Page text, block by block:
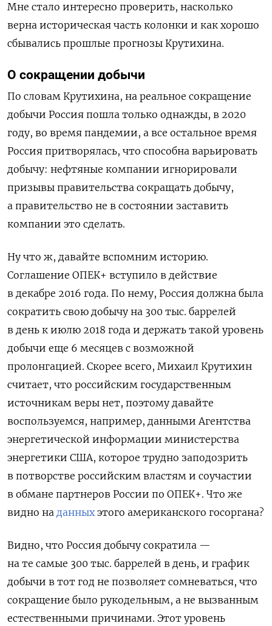
Мне стало интересно проверить, насколько
верна историческая часть колонки и как хорошо
сбывались прошлые прогнозы Крутихина.
О сокращении добычи
По словам Крутихина, на реальное сокращение
добычи Россия пошла только однажды, в 2020
году, во время пандемии, а все остальное время
Россия притворялась, что способна варьировать
добычу: нефтяные компании игнорировали
призывы правительства сокращать добычу,
а правительство не в состоянии заставить
компании это сделать.
Ну что ж, давайте вспомним историю.
Соглашение ОПЕК+ вступило в действие
в декабре 2016 года. По нему, Россия должна была
сократить свою добычу на 300 тыс. баррелей
в день к июлю 2018 года и держать такой уровень
добычи еще 6 месяцев с возможной
пролонгацией. Скорее всего, Михаил Крутихин
считает, что российским государственным
источникам веры нет, поэтому давайте
воспользуемся, например, данными Агентства
энергетической информации министерства
энергетики США, которое трудно заподозрить
в потворстве российским властям и соучастии
в обмане партнеров России по ОПЕК+. Что же
видно на данныхэтого американского госоргана?
Видно, что Россия добычу сократила —
на те самые 300 тыс. баррелей в день, и график
добычи в тот год не позволяет сомневаться, что
сокращение было рукодельным, а не вызванным
естественными причинами. Этот уровень